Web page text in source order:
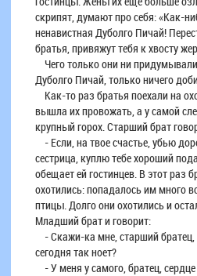
скрипят, думают про себя: «Как-
ненавистная Дуболго Пичай!
братья, привяжут тебя к хвосту
Чего только они ни
Дуболго Пичай, только ничего
Как-то раз братья поехали на
вышла их провожать, а у самой
крупный горох. Старший брат
- Если, на твое счастье, убью
сестрица, куплю тебе хороший
обещает ей гостинцев. В этот раз
охотились: попадалось им много
птицы. Долго они охотились и
Младший брат и говорит:
- Скажи-ка мне, старший братец,
сегодня так ноет?
- У меня у самого, братец, сердце